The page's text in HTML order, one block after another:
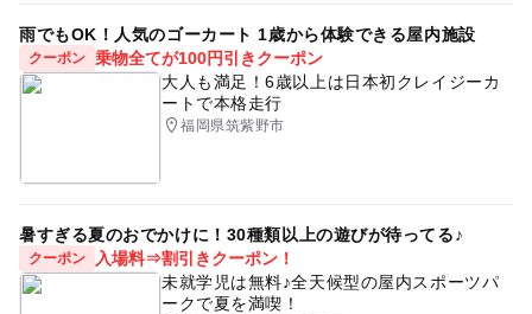
雨でもOK！人気のゴーカート 1歳から体験できる屋内施設
クーポン 乗物全てが100円引きクーポン
大人も満足！6歳以上は日本初クレイジーカ
ートで本格走行
福岡県筑紫野市
暑すぎる夏のおでかけに！30種類以上の遊びが待ってる♪
クーポン
入場料⇒割引きクーポン！
未就学児は無料♪全天候型の屋内スポーツパ
ークで夏を満喫！